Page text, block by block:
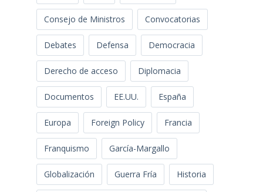
Consejo de Ministros Convocatorias
Debates Defensa Democracia
Derecho de acceso Diplomacia
Documentos EE.UU. España
Europa Foreign Policy Francia
Franquismo García-Margallo
Globalización Guerra Fría Historia